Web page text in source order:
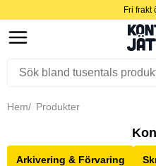
Fri frakt
Hem Produkter
Arkivering & Förvaring